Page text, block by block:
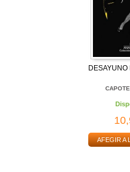
DESAYUNO
AFEGIR A